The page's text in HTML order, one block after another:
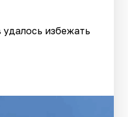
избежать